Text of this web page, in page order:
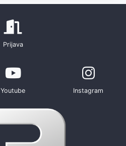
Prijava
Youtube Instagram